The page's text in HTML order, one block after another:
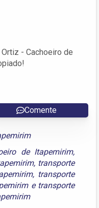
- Cachoeiro de
Comente
de Itapemirim,
, transporte
, transporte
e transporte